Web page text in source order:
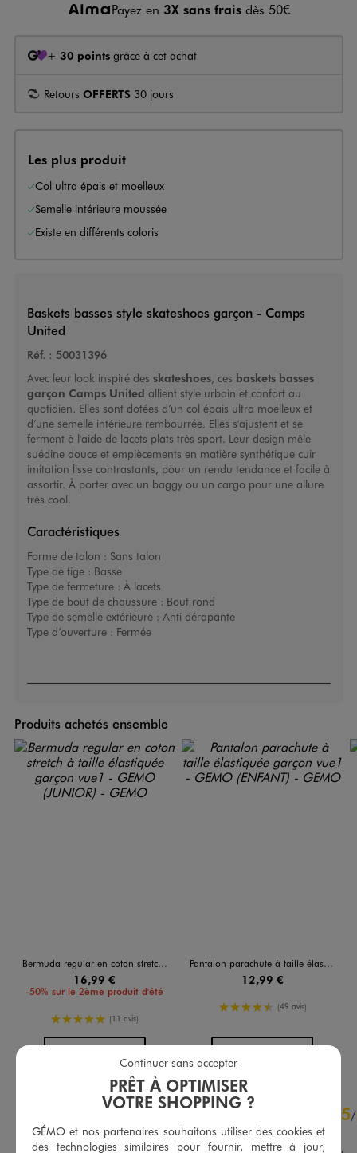
Payez en 3X sans frais dès 50€
+ 30 points grâce à cet achat
Retours OFFERTS 30 jours
Les plus produit
Col ultra épais et moelleux
Semelle intérieure moussée
Existe en différents coloris
Baskets basses style skateshoes garçon - Camps
United
Réf. : 50031396
Avec leur look inspiré des skateshoes, ces baskets basses
garçon Camps United allient style urbain et confort au
quotidien. Elles sont dotées d’un col épais ultra moelleux et
d’une semelle intérieure rembourrée. Elles s'ajustent et se
ferment à l'aide de lacets plats très sport. Leur design mêle
suédine douce et empiècements en matière synthétique cuir
imitation lisse contrastants, pour un rendu tendance et facile à
assortir. À porter avec un baggy ou un cargo pour une allure
très cool.
Caractéristiques
Forme de talon : Sans talon
Type de tige : Basse
Type de fermeture : À lacets
Type de bout de chaussure : Bout rond
Type de semelle extérieure : Anti dérapante
Type d’ouverture : Fermée
Produits achetés ensemble
Bermuda regular en coton stretch à taille élastiquée garçon
16,99 €
-50% sur le 2ème produit d'été
5/5 de moyenne
(11 avis)
AU PANIER
Pantalon parachute à taille élastiquée garçon
12,99 €
4.5/5 de moyenne
(49 avis)
AU PANIER
4.9 /5 5/
Avis vérifié et récompensé
PRÊT À OPTIMISER
VOTRE SHOPPING ?
GÉMO et nos partenaires souhaitons utiliser des cookies et
des technologies similaires pour fournir, mettre à jour,
Continuer sans accepter